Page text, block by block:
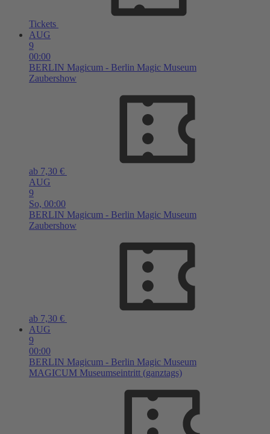
Tickets
AUG
9
00:00
BERLIN Magicum - Berlin Magic Museum
Zaubershow
ab 7,30 €
AUG
9
So, 00:00
BERLIN Magicum - Berlin Magic Museum
Zaubershow
ab 7,30 €
AUG
9
00:00
BERLIN Magicum - Berlin Magic Museum
MAGICUM Museumseintritt (ganztags)